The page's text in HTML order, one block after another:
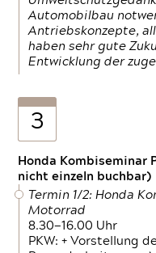
Automobilbau
Antriebskonzepte,
haben sehr gute
Entwicklung der
3
Honda Kombiseminar
nicht einzeln buchbar)
Termin 1/2: Honda
Motorrad
8.30—16.00 Uhr
PKW: + Vorstellung